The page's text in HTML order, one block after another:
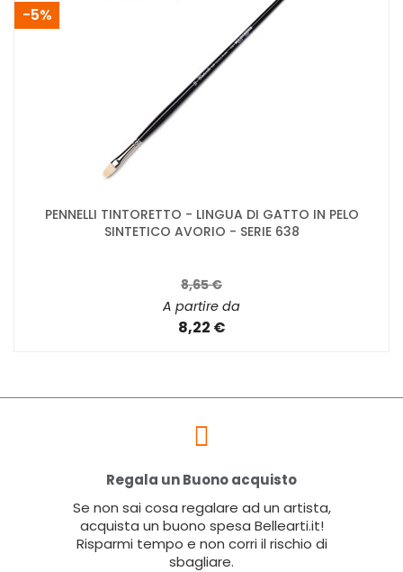
PENNELLI TINTORETTO - LINGUA DI GATTO IN PELO
SINTETICO AVORIO - SERIE 638
8,65 €
A partire da
8,22 €
-5%
Regala un Buono acquisto
Se non sai cosa regalare ad un artista,
acquista un buono spesa Bellearti.it!
Risparmi tempo e non corri il rischio di
sbagliare.